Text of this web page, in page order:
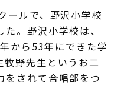
ールで、野沢小学校
。野沢小学校は、
から53年にできた学
野先生というお二
をされて合唱部をつ